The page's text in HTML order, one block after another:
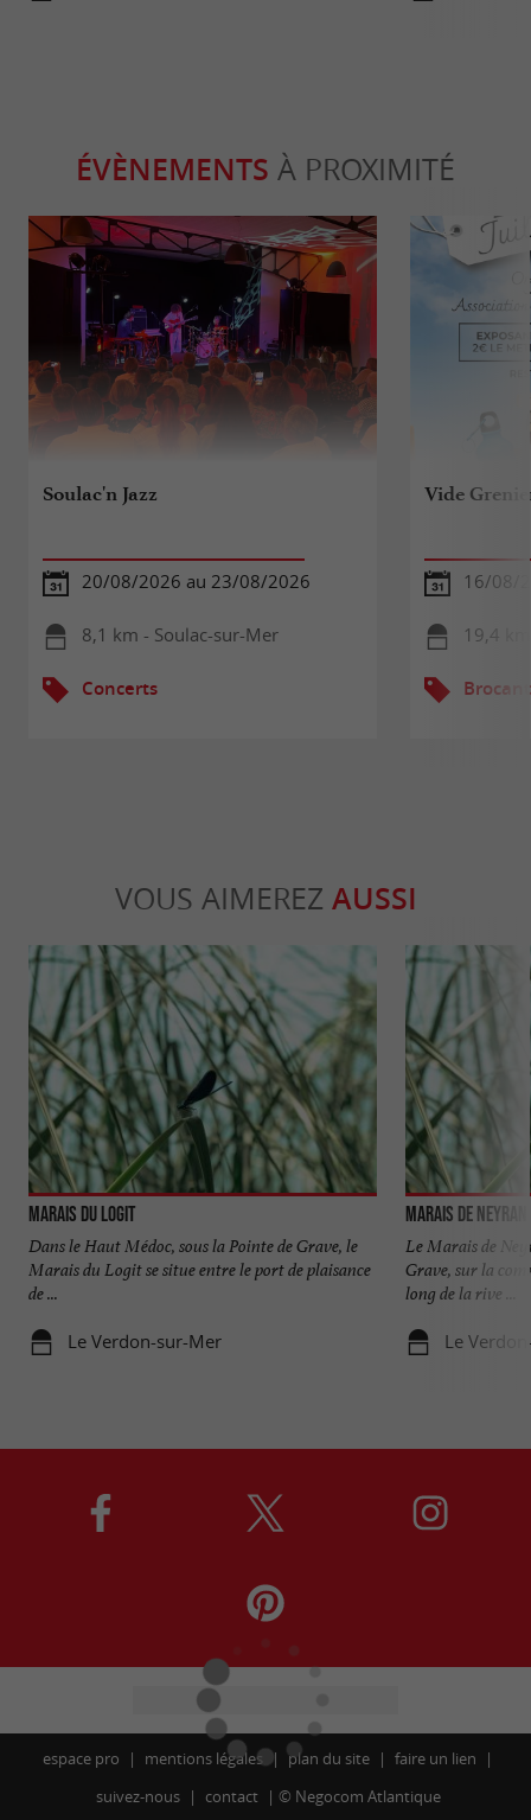
ÉVÈNEMENTS À PROXIMITÉ
Soulac'n Jazz
20/08/2026 au 23/08/2026
8,1 km - Soulac-sur-Mer
Concerts
Vide
16/08/
19,4
VOUS AIMEREZ AUSSI
Marais du Logit
Dans le Haut Médoc, sous la Pointe de Grave, le
Marais du Logit se situe entre le port de plaisance
de ...
Le Verdon-sur-Mer
Marais de Neyran
Le Marais de
Grave, sur la
long de la rive ...
Le
espace pro mentions légales plan du site
faire un lien
suivez-nous
contact © Negocom Atlantique